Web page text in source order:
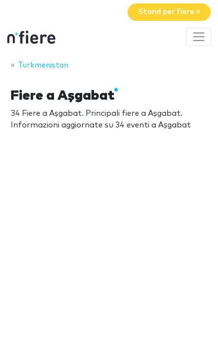
Stand per fiere »
Turkmenistan
Fiere a Aşgabat
34 Fiere a Aşgabat. Principali fiere a Aşgabat.
Informazioni aggiornate su 34 eventi a Aşgabat